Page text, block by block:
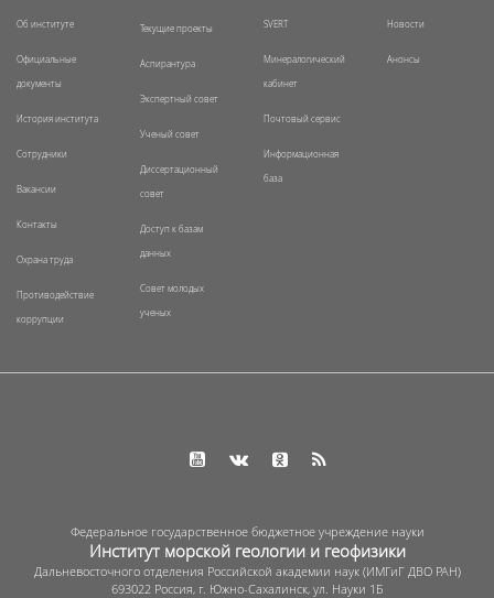
Об институте
Официальные
документы
История института
Сотрудники
Вакансии
Контакты
Охрана труда
Противодействие
коррупции
Текущие проекты
Аспирантура
Экспертный совет
Ученый совет
Диссертационный
совет
Доступ к базам
данных
Совет молодых
ученых
SVERT
Минералогический
кабинет
Почтовый сервис
Информационная
база
Новости
Анонсы
Федеральное государственное бюджетное учреждение науки
Институт морской геологии и геофизики
Дальневосточного отделения Российской академии наук (ИМГиГ ДВО РАН)
693022 Россия, г. Южно-Сахалинск, ул. Науки 1Б